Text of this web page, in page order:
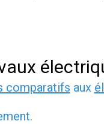
comparatifs aux